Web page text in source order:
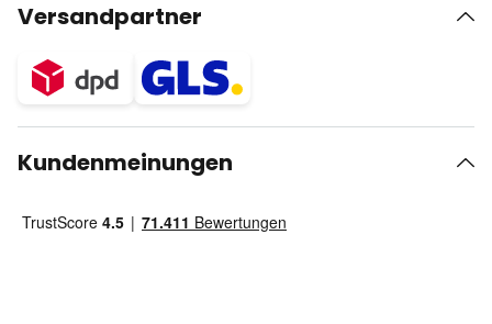
Versandpartner
Kundenmeinungen